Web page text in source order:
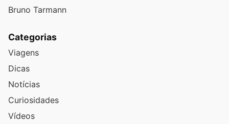
Bruno Tarmann
Categorias
Viagens
Dicas
Notícias
Curiosidades
Vídeos